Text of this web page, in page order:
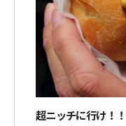
超ニッチに行け！！